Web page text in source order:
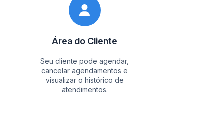
Área do Cliente
Seu cliente pode agendar,
cancelar agendamentos e
visualizar o histórico de
atendimentos.